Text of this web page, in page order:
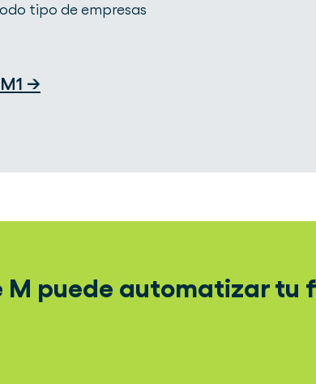
tipo de empresas
→
M puede automatizar tu